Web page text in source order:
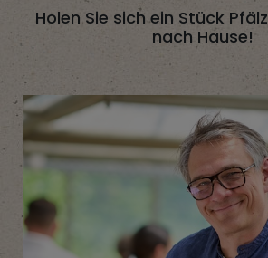
Holen Sie sich ein Stück
nach Hause!